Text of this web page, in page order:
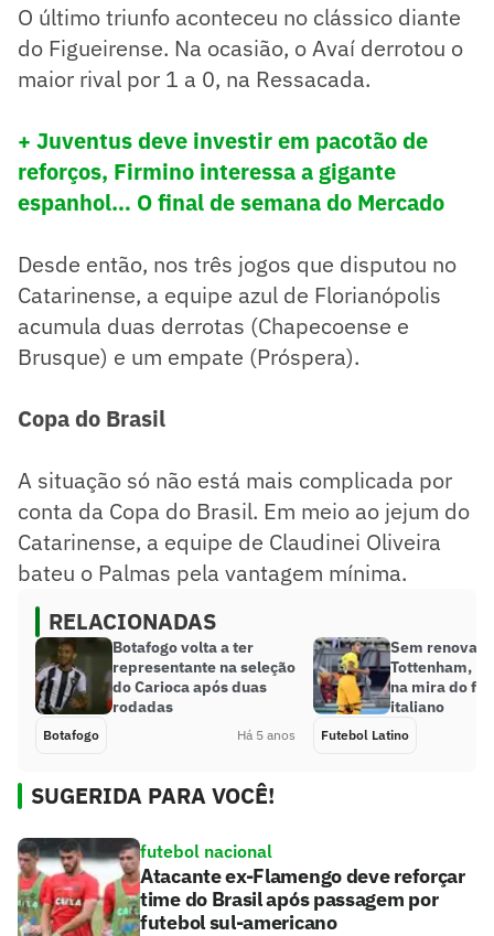
O último triunfo aconteceu no clássico diante
do Figueirense. Na ocasião, o Avaí derrotou o
maior rival por 1 a 0, na Ressacada.
+ Juventus deve investir em pacotão de
reforços, Firmino interessa a gigante
espanhol… O final de semana do Mercado
Desde então, nos três jogos que disputou no
Catarinense, a equipe azul de Florianópolis
acumula duas derrotas (Chapecoense e
Brusque) e um empate (Próspera).
Copa do Brasil
A situação só não está mais complicada por
conta da Copa do Brasil. Em meio ao jejum do
Catarinense, a equipe de Claudinei Oliveira
bateu o Palmas pela vantagem mínima.
RELACIONADAS
Botafogo volta a ter
representante na seleção
do Carioca após duas
rodadas
Botafogo Há 5 anos
Sem
Tottenham,
na mira do
italiano
Futebol Latino
SUGERIDA PARA VOCÊ!
futebol nacional
Atacante ex-Flamengo deve reforçar
time do Brasil após passagem por
futebol sul-americano